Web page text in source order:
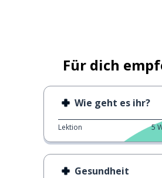
Für dich
Wie geht es ihr?
Lektion 5
Gesundheit